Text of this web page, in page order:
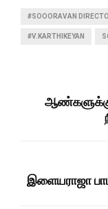
#SOOORAVAN
#V.KARTHIKEYAN
இளையராஜா